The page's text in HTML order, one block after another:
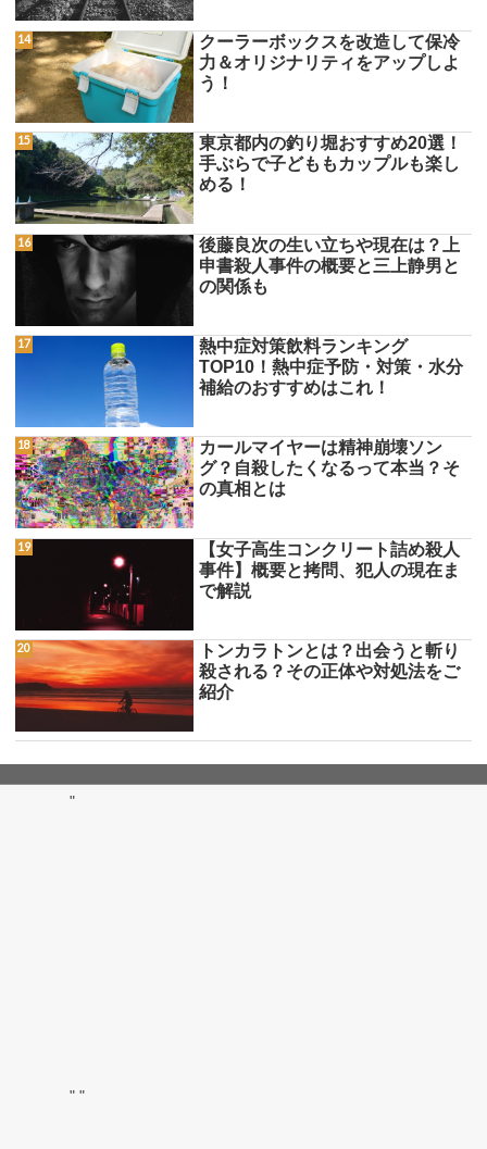
クーラーボックスを改造して保冷
力＆オリジナリティをアップしよ
う！
東京都内の釣り堀おすすめ20選！
手ぶらで子どももカップルも楽し
める！
後藤良次の生い立ちや現在は？上
申書殺人事件の概要と三上静男と
の関係も
熱中症対策飲料ランキング
TOP10！熱中症予防・対策・水分
補給のおすすめはこれ！
カールマイヤーは精神崩壊ソン
グ？自殺したくなるって本当？そ
の真相とは
【女子高生コンクリート詰め殺人
事件】概要と拷問、犯人の現在ま
で解説
トンカラトンとは？出会うと斬り
殺される？その正体や対処法をご
紹介
"
" "